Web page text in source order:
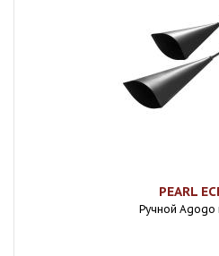
PEARL
Ручной Agogo